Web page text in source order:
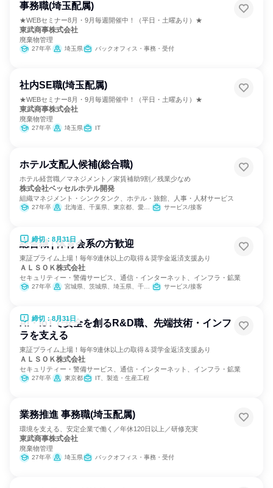
事務職(埼玉配属)
★WEBセミナー8月・9月毎週開催中！（平日・土曜あり）★
東武商事株式会社
廃棄物管理
27年卒 埼玉県 バックオフィス・事務・受付
社内SE職(埼玉配属)
★WEBセミナー8月・9月毎週開催中！（平日・土曜あり）★
東武商事株式会社
廃棄物管理
27年卒 埼玉県 IT
ホテル支配人候補(総合職)
ホテル経営職／マネジメント／家賃補助9割／残業少なめ
株式会社ベッセルホテル開発
組織マネジメント・シンクタンク、ホテル・旅館、人事・人材サービス
27年卒 北海道、千葉県、東京都、愛知県、京都府、大阪府、広島県、福岡県、熊本県、沖縄県 サービス/接客
締切：8月31日
総合職 | 体育会系の方歓迎
東証プライム上場！毎年9連休以上の取得＆奨学金返済支援あり
ＡＬＳＯＫ株式会社
セキュリティー・警備サービス、通信・インターネット、インフラ・鉱業
27年卒 宮城県、茨城県、埼玉県、千葉県、東京都、神奈川県、山梨県、長野県、静岡県、愛知県、滋賀県、京都府、大阪府、兵庫県、奈良県、和歌山県、岡山県、山口県、徳島県、香川県、高知県、福岡県、熊本県、大分県 サービス/接客
締切：8月31日
AI・IoTで安全を創るR&D職、先端技術・インフ
ラを支える
東証プライム上場！毎年9連休以上の取得＆奨学金返済支援あり
ＡＬＳＯＫ株式会社
セキュリティー・警備サービス、通信・インターネット、インフラ・鉱業
27年卒 東京都 IT、製造・生産工程
業務推進 事務職(埼玉配属)
環境を支える、安定企業で働く／年休120日以上／研修充実
東武商事株式会社
廃棄物管理
27年卒 埼玉県 バックオフィス・事務・受付